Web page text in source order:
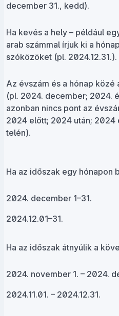
december 31., kedd).
Ha kevés a hely – például
arab számmal írjuk ki a
szóközöket (pl. 2024.12.31.).
Az évszám és a hónap közé
(pl. 2024. december; 2024.
azonban nincs pont az
2024 előtt; 2024 után;
telén).
Ha az időszak egy hónapon
2024. december 1–31.
2024.12.01–31.
Ha az időszak átnyúlik a
2024. november 1. – 2024.
2024.11.01. – 2024.12.31.